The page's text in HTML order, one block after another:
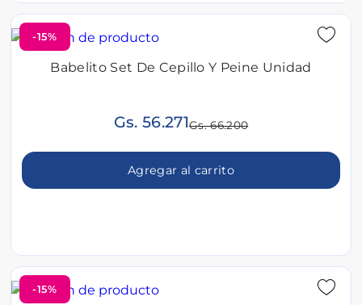
-15%
Babelito Set De Cepillo Y Peine Unidad
Gs. 56.271Gs. 66.200
Agregar al carrito
-15%